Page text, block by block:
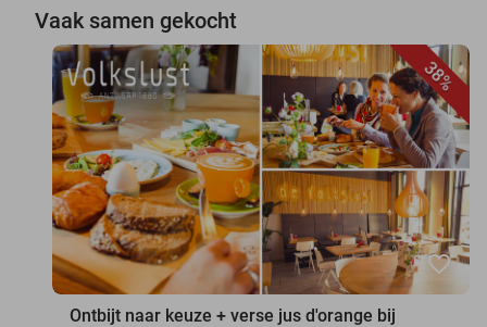
Vaak samen gekocht
38%
favorite_border
Ontbijt naar keuze + verse jus d'orange bij